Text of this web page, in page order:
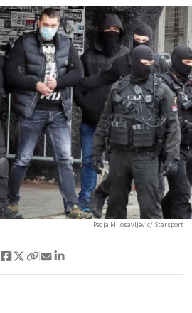
Pedja Milosavljevic/ Starsport